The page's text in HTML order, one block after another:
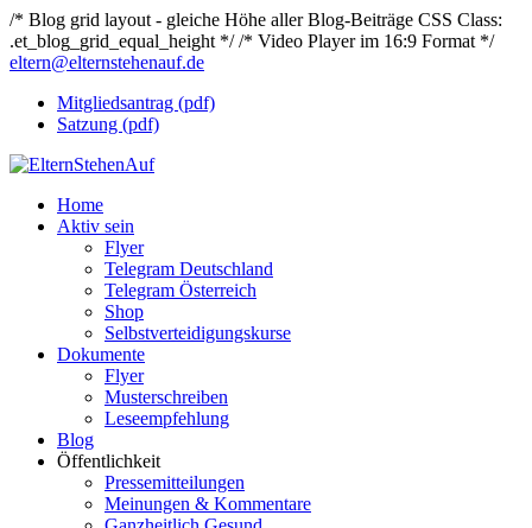
/* Blog grid layout - gleiche Höhe aller Blog-Beiträge CSS Class:
.et_blog_grid_equal_height *//* Video Player im 16:9 Format */
eltern@elternstehenauf.de
Mitgliedsantrag (pdf)
Satzung (pdf)
Home
Aktiv sein
Flyer
Telegram Deutschland
Telegram Österreich
Shop
Selbstverteidigungskurse
Dokumente
Flyer
Musterschreiben
Leseempfehlung
Blog
Öffentlichkeit
Pressemitteilungen
Meinungen & Kommentare